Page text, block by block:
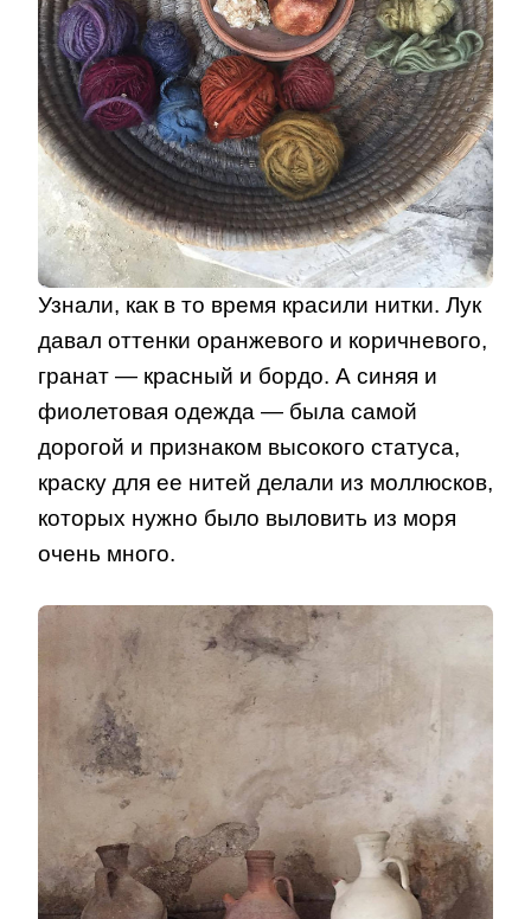
Узнали, как в то время красили нитки. Лук
давал оттенки оранжевого и коричневого,
гранат — красный и бордо. А синяя и
фиолетовая одежда — была самой
дорогой и признаком высокого статуса,
краску для ее нитей делали из моллюсков,
которых нужно было выловить из моря
очень много.